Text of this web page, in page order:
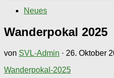
Neues
Wanderpokal 2025
von SVL-Admin · 26. Oktober
Wanderpokal-2025